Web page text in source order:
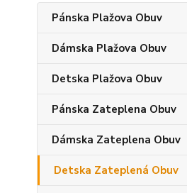
Pánska Plažova Obuv
Dámska Plažova Obuv
Detska Plažova Obuv
Pánska Zateplena Obuv
Dámska Zateplena Obuv
Detska Zateplená Obuv